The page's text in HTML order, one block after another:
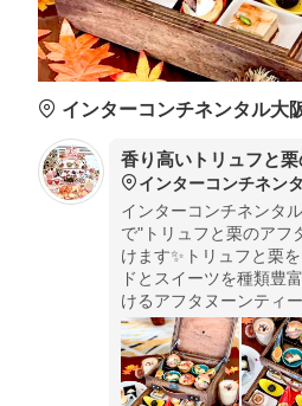
インターコンチネンタル大阪 ラウンジ スリーシクステ
香り高いトリュフと
インターコンチネンタル大
インターコンチネンタ
で"トリュフと栗のアフ
けます✨トリュフと栗
ドとスイーツを種類豊
けるアフタヌーンティ
けるほんのり甘いマロ